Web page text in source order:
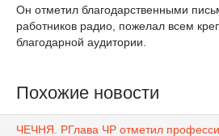
Он отметил благодарственными
работников радио, пожелал всем
благодарной аудитории.
Похожие новости
ЧЕЧНЯ. РГлава ЧР отметил